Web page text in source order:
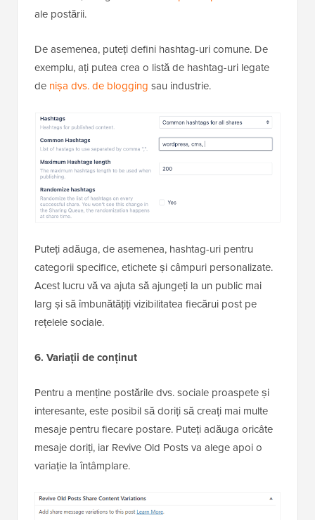
ale postării.
De asemenea, puteți defini hashtag-uri comune. De
exemplu, ați putea crea o listă de hashtag-uri legate
de nișa dvs. de blogging sau industrie.
Puteți adăuga, de asemenea, hashtag-uri pentru
categorii specifice, etichete și câmpuri personalizate.
Acest lucru vă va ajuta să ajungeți la un public mai
larg și să îmbunătățiți vizibilitatea fiecărui post pe
rețelele sociale.
6. Variații de conținut
Pentru a menține postările dvs. sociale proaspete și
interesante, este posibil să doriți să creați mai multe
mesaje pentru fiecare postare. Puteți adăuga oricâte
mesaje doriți, iar Revive Old Posts va alege apoi o
variație la întâmplare.